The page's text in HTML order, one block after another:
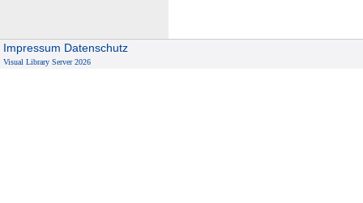
Impressum Datenschutz
Visual Library Server 2026